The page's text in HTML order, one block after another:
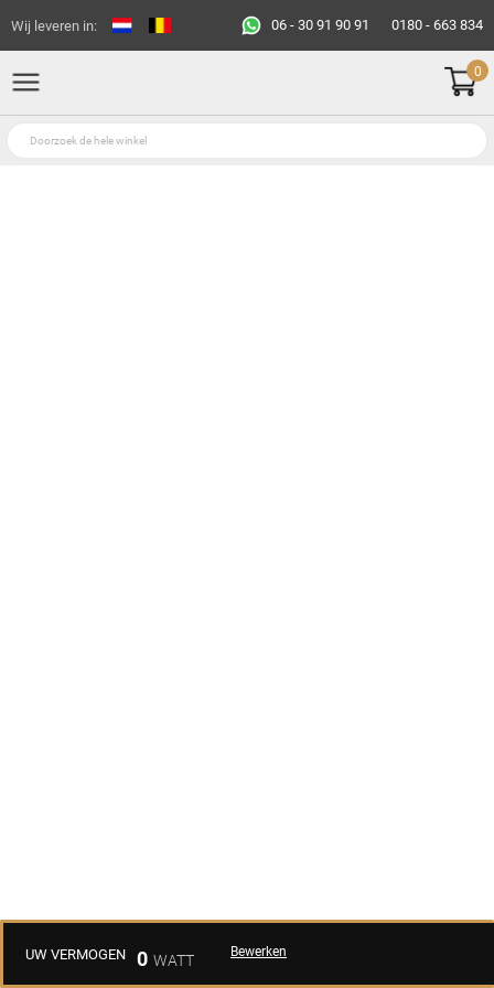
Wij leveren in: 06 - 30 91 90 91 0180 - 663 834
0
UW VERMOGEN 0 Bewerken